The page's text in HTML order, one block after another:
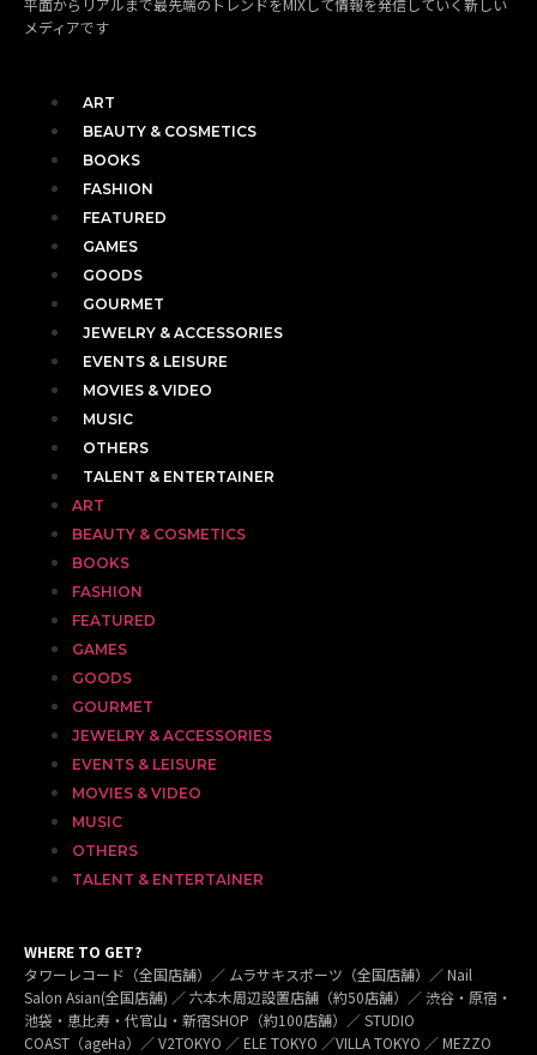
平面からリアルまで最先端のトレンドをMIXして情報を発信していく新しい
メディアです
ART
BEAUTY & COSMETICS
BOOKS
FASHION
FEATURED
GAMES
GOODS
GOURMET
JEWELRY & ACCESSORIES
EVENTS & LEISURE
MOVIES & VIDEO
MUSIC
OTHERS
TALENT & ENTERTAINER
ART
BEAUTY & COSMETICS
BOOKS
FASHION
FEATURED
GAMES
GOODS
GOURMET
JEWELRY & ACCESSORIES
EVENTS & LEISURE
MOVIES & VIDEO
MUSIC
OTHERS
TALENT & ENTERTAINER
WHERE TO GET?
タワーレコード（全国店舗）／ ムラサキスポーツ（全国店舗）／ Nail
Salon Asian(全国店舗) ／ 六本木周辺設置店舗（約50店舗）／ 渋谷・原宿・
池袋・恵比寿・代官山・新宿SHOP（約100店舗）／ STUDIO
COAST（ageHa）／ V2TOKYO ／ ELE TOKYO ／VILLA TOKYO ／ MEZZO